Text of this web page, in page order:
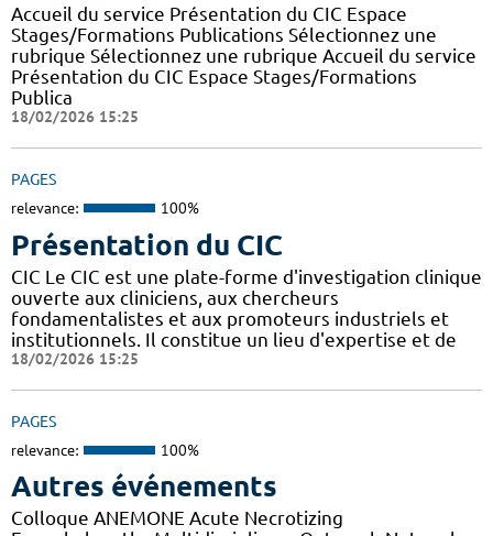
Accueil du service Présentation du CIC Espace
Stages/Formations Publications Sélectionnez une
rubrique Sélectionnez une rubrique Accueil du service
Présentation du CIC Espace Stages/Formations
Publica
18/02/2026 15:25
PAGES
relevance: 100%
Présentation du CIC
CIC Le CIC est une plate-forme d'investigation clinique
ouverte aux cliniciens, aux chercheurs
fondamentalistes et aux promoteurs industriels et
institutionnels. Il constitue un lieu d'expertise et de
18/02/2026 15:25
PAGES
relevance: 100%
Autres événements
Colloque ANEMONE Acute Necrotizing